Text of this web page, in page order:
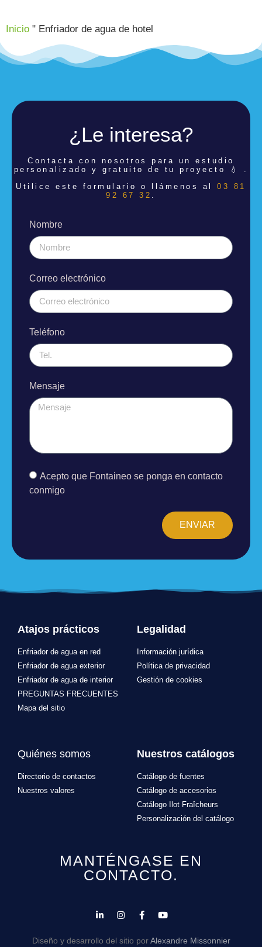
Inicio " Enfriador de agua de hotel
¿Le interesa?
Contacta con nosotros para un estudio
personalizado y gratuito de tu proyecto 💧 .
Utilice este formulario o llámenos al03 81
92 67 32 .
Nombre
Correo electrónico
Teléfono
Mensaje
Acepto que Fontaineo se ponga en contacto
conmigo
ENVIAR
Atajos prácticos
Enfriador de agua en red
Enfriador de agua exterior
Enfriador de agua de interior
PREGUNTAS FRECUENTES
Mapa del sitio
Legalidad
Información jurídica
Política de privacidad
Gestión de cookies
Quiénes somos
Directorio de contactos
Nuestros valores
Nuestros catálogos
Catálogo de fuentes
Catálogo de accesorios
Catálogo Ilot Fraîcheurs
Personalización del catálogo
MANTÉNGASE EN
CONTACTO.
Diseño y desarrollo del sitio porAlexandre Missonnier
Utilizamos cookies para garantizarle la mejor experiencia en
acepta su uso.